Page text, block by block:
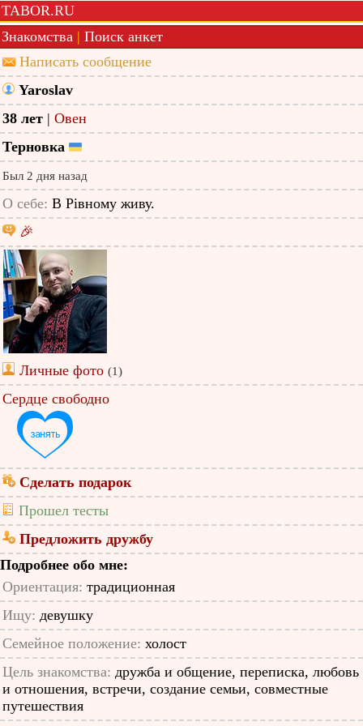
TABOR.RU
Знакомства | Поиск анкет
Написать сообщение
Yaroslav
38 лет | Овен
Терновка
Был 2 дня назад
О себе: В Рівному живу.
🎉
Личные фото (1)
Сердце свободно
Сделать подарок
Прошел тесты
Предложить дружбу
Подробнее обо мне:
Ориентация: традиционная
Ищу: девушку
Семейное положение: холост
Цель знакомства: дружба и общение, переписка, любовь
и отношения, встречи, создание семьи, совместные
путешествия